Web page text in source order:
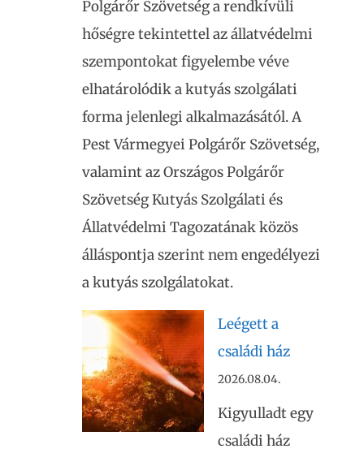
Polgárőr Szövetség a rendkívüli
hőségre tekintettel az állatvédelmi
szempontokat figyelembe véve
elhatárolódik a kutyás szolgálati
forma jelenlegi alkalmazásától. A
Pest Vármegyei Polgárőr Szövetség,
valamint az Országos Polgárőr
Szövetség Kutyás Szolgálati és
Állatvédelmi Tagozatának közös
álláspontja szerint nem engedélyezi
a kutyás szolgálatokat.
Leégett a
családi ház
2026.08.04.
Kigyulladt egy
családi ház